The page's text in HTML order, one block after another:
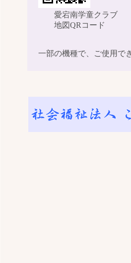
愛宕南学童クラブ
地図QRコード
一部の機種で、ご使用で